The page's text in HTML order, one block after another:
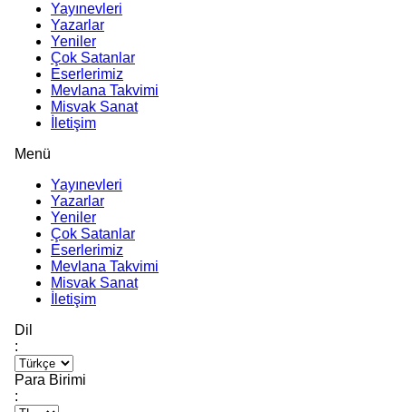
Yayınevleri
Yazarlar
Yeniler
Çok Satanlar
Eserlerimiz
Mevlana Takvimi
Misvak Sanat
İletişim
Menü
Yayınevleri
Yazarlar
Yeniler
Çok Satanlar
Eserlerimiz
Mevlana Takvimi
Misvak Sanat
İletişim
Dil
:
Para Birimi
: